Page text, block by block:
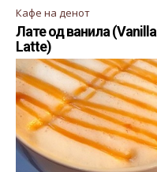
Кафе на денот
Лате од ванила (Vanilla
Latte)